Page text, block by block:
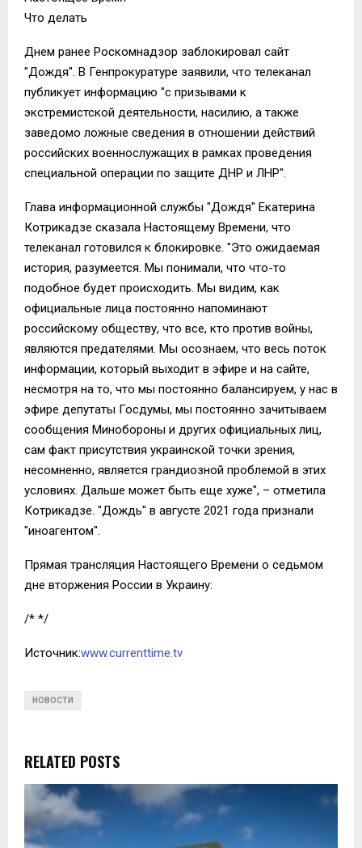
Что делать
Днем ранее Роскомнадзор заблокировал сайт
"Дождя". В Генпрокуратуре заявили, что телеканал
публикует информацию "с призывами к
экстремистской деятельности, насилию, а также
заведомо ложные сведения в отношении действий
российских военнослужащих в рамках проведения
специальной операции по защите ДНР и ЛНР".
Глава информационной службы "Дождя" Екатерина
Котрикадзе сказала Настоящему Времени, что
телеканал готовился к блокировке. "Это ожидаемая
история, разумеется. Мы понимали, что что-то
подобное будет происходить. Мы видим, как
официальные лица постоянно напоминают
российскому обществу, что все, кто против войны,
являются предателями. Мы осознаем, что весь поток
информации, который выходит в эфире и на сайте,
несмотря на то, что мы постоянно балансируем, у нас в
эфире депутаты Госдумы, мы постоянно зачитываем
сообщения Минобороны и других официальных лиц,
сам факт присутствия украинской точки зрения,
несомненно, является грандиозной проблемой в этих
условиях. Дальше может быть еще хуже", – отметила
Котрикадзе. "Дождь" в августе 2021 года признали
"иноагентом".
Прямая трансляция Настоящего Времени о седьмом
дне вторжения России в Украину:
/* */
Источник:www.currenttime.tv
НОВОСТИ
RELATED POSTS